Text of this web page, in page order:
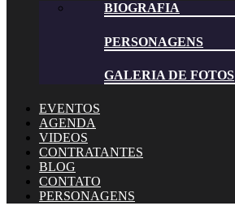
BIOGRAFIA
PERSONAGENS
GALERIA DE FOTOS
EVENTOS
AGENDA
VIDEOS
CONTRATANTES
BLOG
CONTATO
PERSONAGENS